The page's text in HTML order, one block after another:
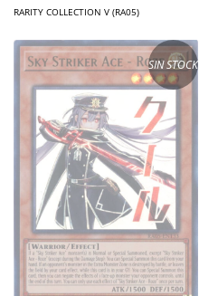
RARITY COLLECTION V (RA05)
SIN STOCK